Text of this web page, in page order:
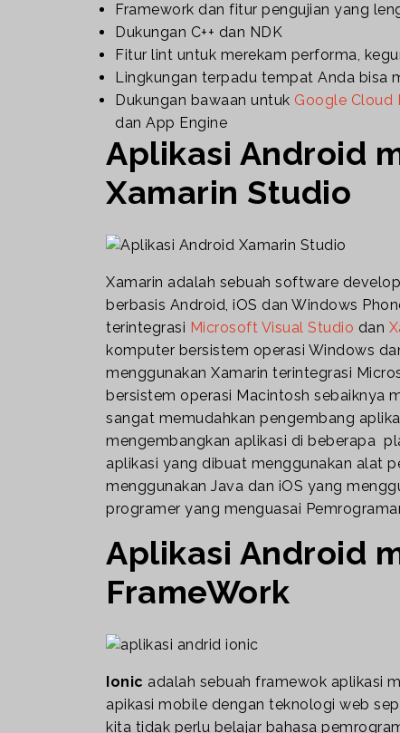
Framework dan fitur pengujian yang
Dukungan C++ dan NDK
Fitur lint untuk merekam performa,
Lingkungan terpadu tempat Anda bisa
Dukungan bawaan untuk Google Cloud
dan App Engine
Aplikasi Android
Xamarin Studio
Xamarin adalah sebuah software
berbasis Android, iOS dan Windows
terintegrasi Microsoft Visual Studio dan
komputer bersistem operasi Windows
menggunakan Xamarin terintegrasi
bersistem operasi Macintosh sebaiknya
sangat memudahkan pengembang
mengembangkan aplikasi di beberapa
aplikasi yang dibuat menggunakan alat
menggunakan Java dan iOS yang
programer yang menguasai
Aplikasi Android
FrameWork
Ionic adalah sebuah framewok aplikasi
apikasi mobile dengan teknologi web
kita tidak perlu belajar bahasa